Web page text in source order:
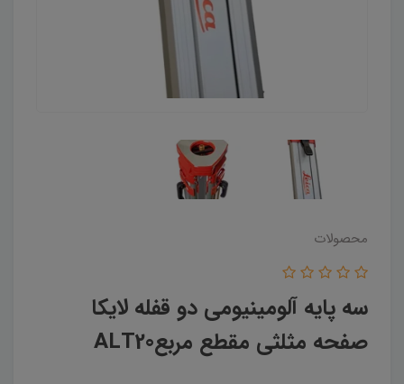
محصولات
سه پایه آلومینیومی دو قفله لایکا
صفحه مثلثی مقطع مربعALT20